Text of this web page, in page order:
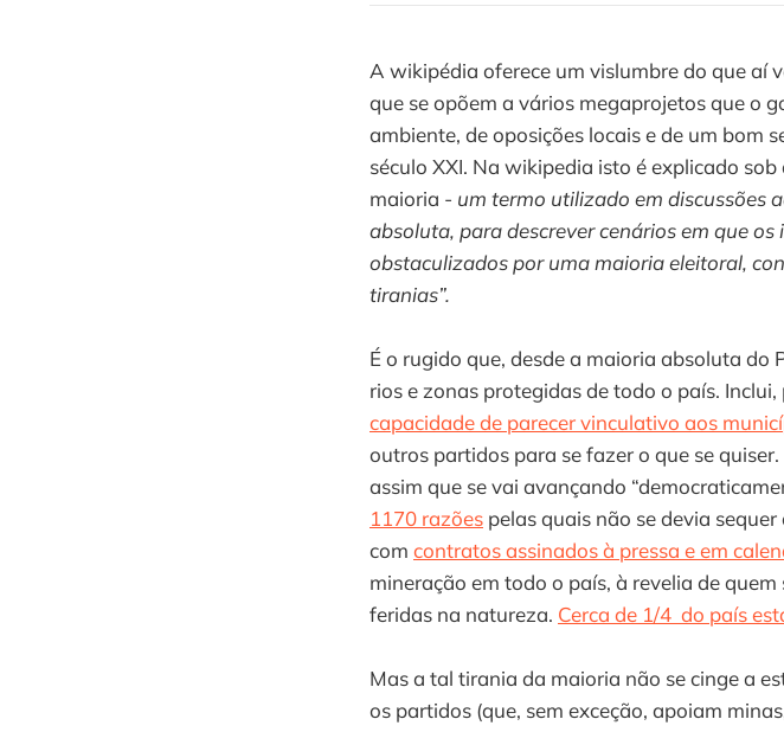
A wikipédia oferece um vislumbre do que aí
que se opõem a vários megaprojetos que o
ambiente, de oposições locais e de um bom
século XXI. Na wikipedia isto é explicado sob
maioria - um termo utilizado em discussões
absoluta, para descrever cenários em que
obstaculizados por uma maioria eleitoral,
tiranias”.
É o rugido que, desde a maioria absoluta do
rios e zonas protegidas de todo o país.
capacidade de parecer vinculativo aos
outros partidos para se fazer o que se
assim que se vai avançando
1170 razões pelas quais não se devia
com contratos assinados à pressa e em
mineração em todo o país, à revelia de
feridas na natureza. Cerca de 1/4 do país
Mas a tal tirania da maioria não se cinge a
os partidos (que, sem exceção, apoiam